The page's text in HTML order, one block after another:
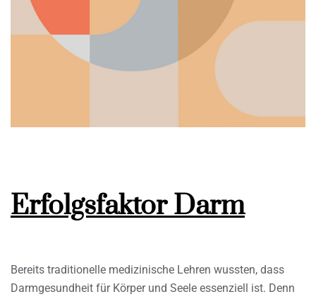
Erfolgsfaktor Darm
Bereits traditionelle medizinische Lehren wussten, dass
Darmgesundheit für Körper und Seele essenziell ist. Denn